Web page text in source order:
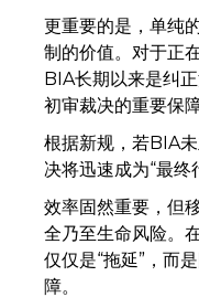
更重要的是，单纯
制的价值。对于正
BIA长期以来是纠
初审裁决的重要保障
根据新规，若BIA
决将迅速成为“最终
效率固然重要，但
全乃至生命风险。
仅仅是“拖延”，而
障。